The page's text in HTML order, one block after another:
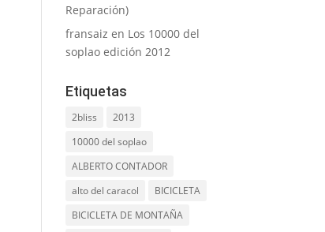
Reparación)
fransaiz en Los 10000 del
soplao edición 2012
Etiquetas
2bliss
2013
10000 del soplao
ALBERTO CONTADOR
alto del caracol
BICICLETA
BICICLETA DE MONTAÑA